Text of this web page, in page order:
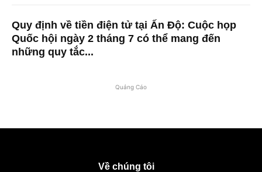
Quy định về tiền điện tử tại Ấn Độ: Cuộc họp
Quốc hội ngày 2 tháng 7 có thể mang đến
những quy tắc...
Quảng Cáo
Về chúng tôi